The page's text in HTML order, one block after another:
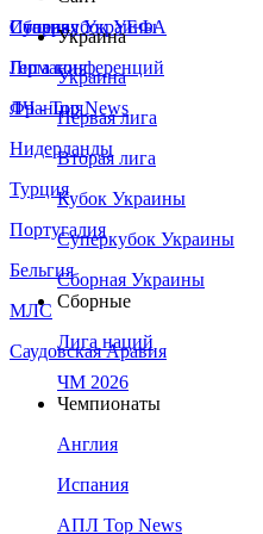
Сборная Украины
Италия
Германия
Франция
Нидерланды
Турция
Португалия
Бельгия
МЛС
Саудовская Аравия
Суперкубок УЕФА
Лига конференций
ЛЧ - Top News
Украина
Украина
Первая лига
Вторая лига
Кубок Украины
Суперкубок Украины
Сборная Украины
Сборные
Лига наций
ЧМ 2026
Чемпионаты
Англия
Испания
АПЛ Top News